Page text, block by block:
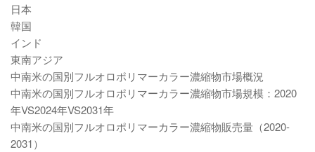
日本
韓国
インド
東南アジア
中南米の国別フルオロポリマーカラー濃縮物市場概況
中南米の国別フルオロポリマーカラー濃縮物市場規模：2020
年VS2024年VS2031年
中南米の国別フルオロポリマーカラー濃縮物販売量（2020-
2031）